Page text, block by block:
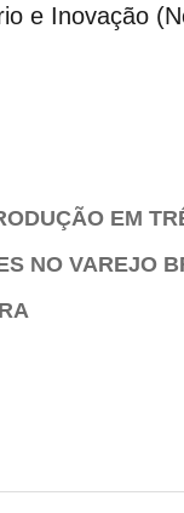
e Inovação
EM
NO VAREJO